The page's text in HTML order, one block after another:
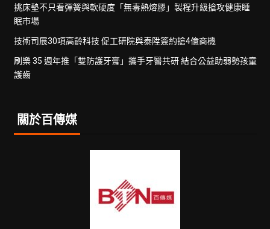
挑床墊不只看彈簧與軟硬度「無毒熱熔膠」製程升級搶攻健康睡
眠市場
技術司展30項高齡科技 促工研院與泰陞簽約搶4億商機
刷樂 35 週年推「雙防護牙膏」攜手牙醫共研 結合公益助弱勢孩童
護齒
關於百傳媒